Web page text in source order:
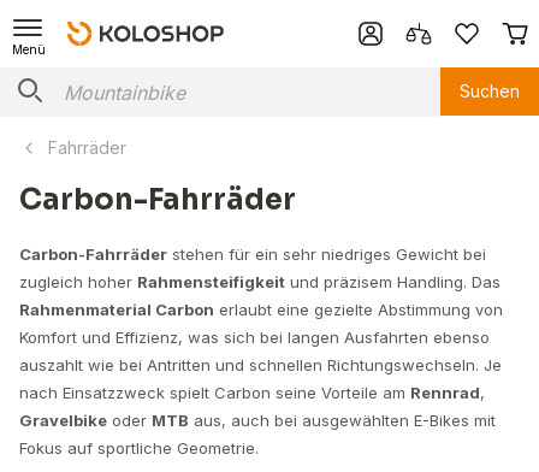
Menü
Suchen
Fahrräder
Carbon-Fahrräder
Carbon-Fahrräder stehen für ein sehr niedriges Gewicht bei
zugleich hoher Rahmensteifigkeit und präzisem Handling. Das
Rahmenmaterial Carbon erlaubt eine gezielte Abstimmung von
Komfort und Effizienz, was sich bei langen Ausfahrten ebenso
auszahlt wie bei Antritten und schnellen Richtungswechseln. Je
nach Einsatzzweck spielt Carbon seine Vorteile am Rennrad,
Gravelbike oder MTB aus, auch bei ausgewählten E-Bikes mit
Fokus auf sportliche Geometrie.